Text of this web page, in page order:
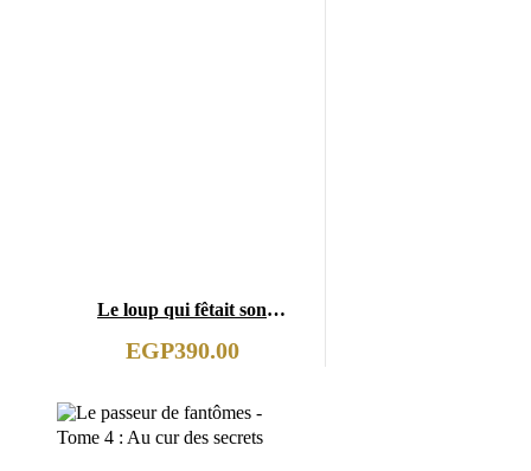
Le loup qui fêtait son
EGP390.00